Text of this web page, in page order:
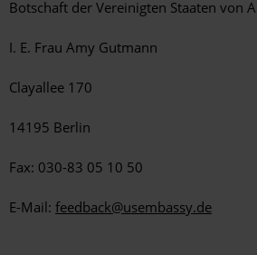
Botschaft der Vereinigten Staaten von
I. E. Frau Amy Gutmann
Clayallee 170
14195 Berlin
Fax: 030-83 05 10 50
E-Mail: feedback@usembassy.de